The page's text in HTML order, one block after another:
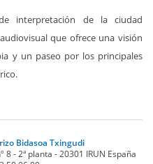
interpretación de la ciudad
que ofrece una visión
y un paseo por los principales
Bidasoa Txingudi
8 - 2ª planta -20301 IRUN España